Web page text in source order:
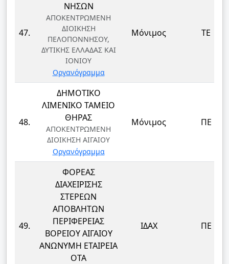
47.
ΝΗΣΩΝ
ΑΠΟΚΕΝΤΡΩΜΕΝΗ
ΔΙΟΙΚΗΣΗ
ΠΕΛΟΠΟΝΝΗΣΟΥ,
ΔΥΤΙΚΗΣ ΕΛΛΑΔΑΣ ΚΑΙ
ΙΟΝΙΟΥ
Οργανόγραμμα
Μόνιμος ΤΕ
48.
ΔΗΜΟΤΙΚΟ
ΛΙΜΕΝΙΚΟ ΤΑΜΕΙΟ
ΘΗΡΑΣ
ΑΠΟΚΕΝΤΡΩΜΕΝΗ
ΔΙΟΙΚΗΣΗ ΑΙΓΑΙΟΥ
Οργανόγραμμα
Μόνιμος ΠΕ
49.
ΦΟΡΕΑΣ
ΔΙΑΧΕΙΡΙΣΗΣ
ΣΤΕΡΕΩΝ
ΑΠΟΒΛΗΤΩΝ
ΠΕΡΙΦΕΡΕΙΑΣ
ΒΟΡΕΙΟΥ ΑΙΓΑΙΟΥ
ΑΝΩΝΥΜΗ ΕΤΑΙΡΕΙΑ
ΟΤΑ
ΙΔΑΧ ΠΕ